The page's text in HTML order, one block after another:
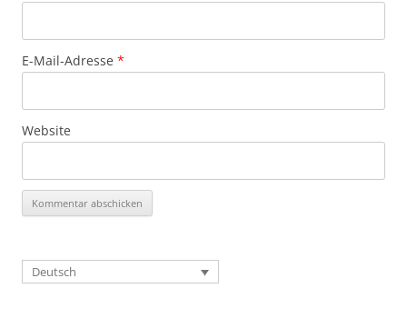
E-Mail-Adresse *
Website
Deutsch